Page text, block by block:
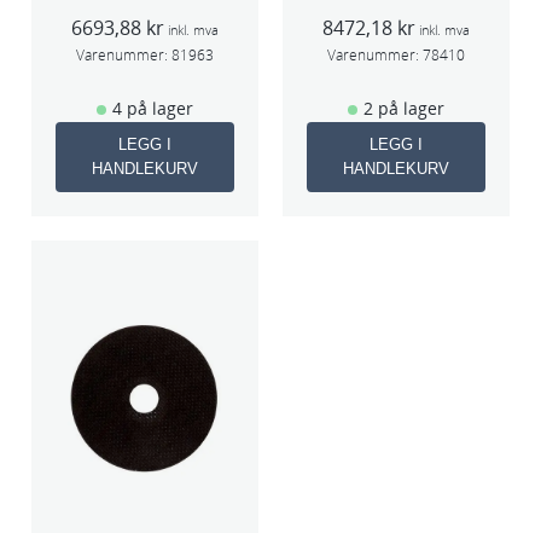
2,5mm slag
75mm
6693,88 kr inkl. mva
Varenummer: 81963
4 på lager
LEGG I
HANDLEKURV
3mm slag
70×198
8472,18 kr inkl. mva
Varenummer: 78410
2 på lager
LEGG I
HANDLEKURV